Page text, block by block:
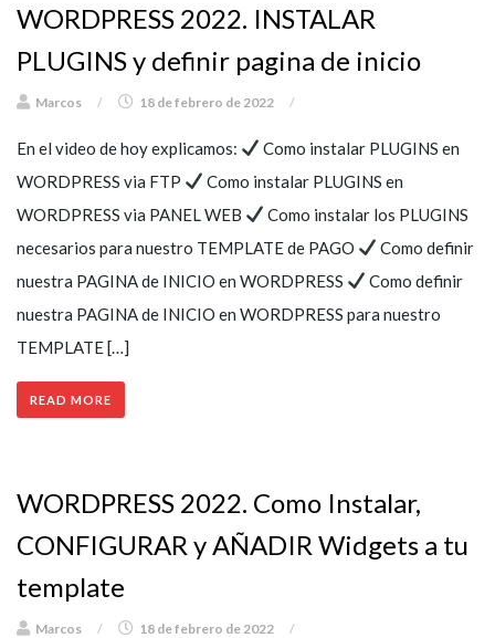
WORDPRESS 2022. INSTALAR
PLUGINS y definir pagina de inicio
Marcos / 18 de febrero de 2022 /
En el video de hoy explicamos:
Como instalar PLUGINS en
WORDPRESS via FTP
Como instalar PLUGINS en
WORDPRESS via PANEL WEB
Como instalar los PLUGINS
necesarios para nuestro TEMPLATE de PAGO
Como definir
nuestra PAGINA de INICIO en WORDPRESS
Como definir
nuestra PAGINA de INICIO en WORDPRESS para nuestro
TEMPLATE […]
READ MORE
WORDPRESS 2022. Como Instalar,
CONFIGURAR y AÑADIR Widgets a tu
template
Marcos / 18 de febrero de 2022 /